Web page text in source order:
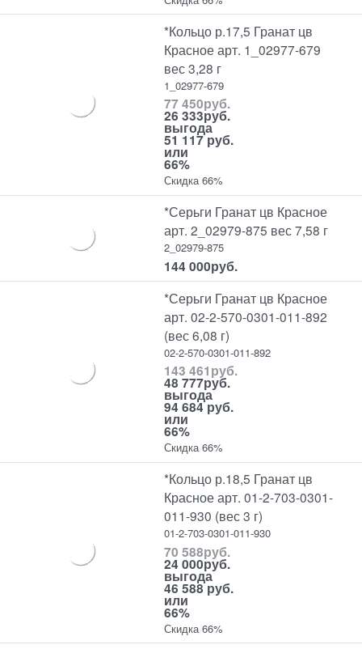
*Кольцо р.17,5 Гранат цв
Красное арт. 1_02977-679
вес 3,28 г
1_02977-679
77 450руб.
26 333руб.
выгода
51 117 руб.
или
66%
Скидка 66%
*Серьги Гранат цв Красное
арт. 2_02979-875 вес 7,58 г
2_02979-875
144 000руб.
*Серьги Гранат цв Красное
арт. 02-2-570-0301-011-892
(вес 6,08 г)
02-2-570-0301-011-892
143 461руб.
48 777руб.
выгода
94 684 руб.
или
66%
Скидка 66%
*Кольцо р.18,5 Гранат цв
Красное арт. 01-2-703-0301-
011-930 (вес 3 г)
01-2-703-0301-011-930
70 588руб.
24 000руб.
выгода
46 588 руб.
или
66%
Скидка 66%